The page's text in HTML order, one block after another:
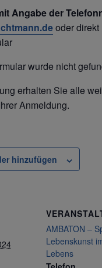
Angabe der
oder
wurde nicht
erhalten Sie alle
Anmeldung.
hinzufügen
AMBATON –
Lebenskunst
Lebens